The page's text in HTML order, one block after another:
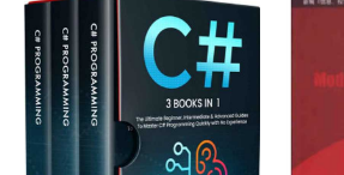
Lindfors）（Teachers College
Press 2008）